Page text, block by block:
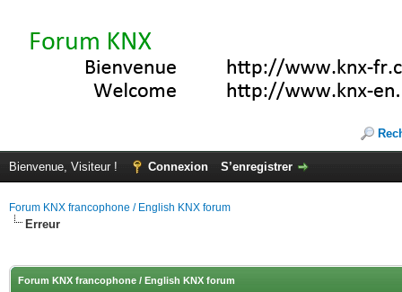
Bienvenue, Visiteur ! Connexion S’enregistrer
Forum KNX francophone / English KNX forum
Erreur
Forum KNX francophone / English KNX forum